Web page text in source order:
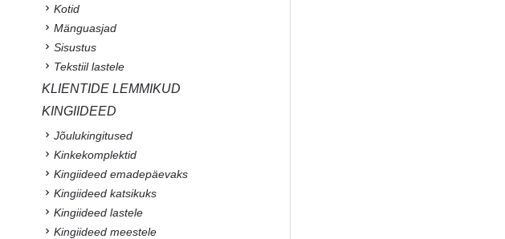
Kotid
Mänguasjad
Sisustus
Tekstiil lastele
KLIENTIDE LEMMIKUD
KINGIIDEED
Jõulukingitused
Kinkekomplektid
Kingiideed emadepäevaks
Kingiideed katsikuks
Kingiideed lastele
Kingiideed meestele